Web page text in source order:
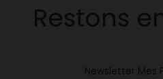
Restons
Newsletter Mes